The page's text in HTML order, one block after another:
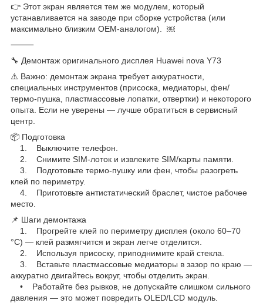
👉 Этот экран является тем же модулем, который
устанавливается на заводе при сборке устройства (или
максимально близким OEM-аналогом). ￼
⸻
🔧 Демонтаж оригинального дисплея Huawei nova Y73
⚠️ Важно: демонтаж экрана требует аккуратности,
специальных инструментов (присоска, медиаторы, фен/
термо-пушка, пластмассовые лопатки, отвертки) и некоторого
опыта. Если не уверены — лучше обратиться в сервисный
центр.
📦 Подготовка
1. Выключите телефон.
2. Снимите SIM-лоток и извлеките SIM/карты памяти.
3. Подготовьте термо-пушку или фен, чтобы разогреть
клей по периметру.
4. Приготовьте антистатический браслет, чистое рабочее
место.
📌 Шаги демонтажа
1. Прогрейте клей по периметру дисплея (около 60–70
°C) — клей размягчится и экран легче отделится.
2. Используя присоску, приподнимите край стекла.
3. Вставьте пластмассовые медиаторы в зазор по краю —
аккуратно двигайтесь вокруг, чтобы отделить экран.
• Работайте без рывков, не допускайте слишком сильного
давления — это может повредить OLED/LCD модуль.